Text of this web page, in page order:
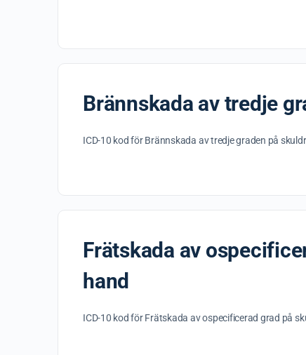
Brännskada av tredje
ICD-10 kod för Brännskada av tredje graden på
Frätskada av
hand
ICD-10 kod för Frätskada av ospecificerad grad på